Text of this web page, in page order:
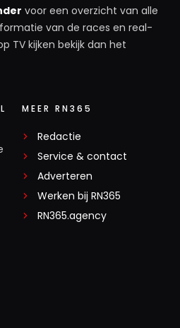
voor een overzicht van alle
van de races en real-
TV kijken bekijk dan het
MEER RN365
Redactie
Service & contact
Adverteren
Werken bij RN365
RN365.agency